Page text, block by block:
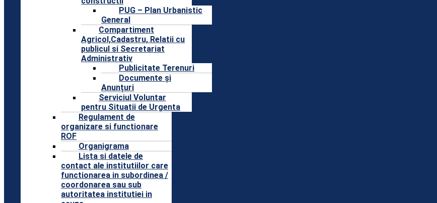
PUG – Plan Urbanistic
General
Compartiment
Agricol,Cadastru, Relatii cu
publicul si Secretariat
Administrativ
Publicitate Terenuri
Documente și
Anunțuri
Serviciul Voluntar
pentru Situatii de Urgenta
Regulament de
organizare si functionare
ROF
Organigrama
Lista si datele de
contact ale institutiilor care
functionarea in subordinea /
coordonarea sau sub
autoritatea institutiei in